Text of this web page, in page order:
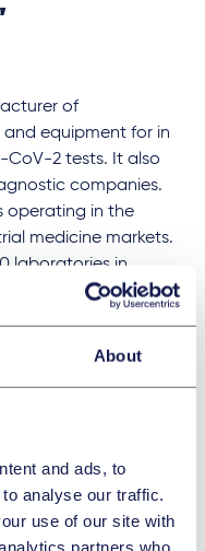
About
and ads, to
analyse our traffic.
use of our site with
partners who
of
equipment for in
CoV-2 tests. It also
companies.
operating in the
medicine markets.
laboratories in
60 markets
na